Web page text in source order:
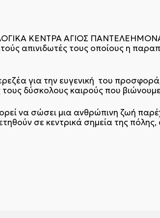
ΚΕΝΤΡΑ ΑΓΙΟΣ
απινιδωτές τους οποίους η
για την ευγενική του
τους δύσκολους καιρούς που
να σώσει μια ανθρώπινη ζωή
σε κεντρικά σημεία της